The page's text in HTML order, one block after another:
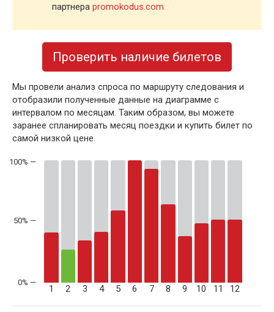
партнера promokodus.com
Проверить наличие билетов
Мы провели анализ спроса по маршруту следования и
отобразили полученные данные на диаграмме с
интервалом по месяцам. Таким образом, вы можете
заранее спланировать месяц поездки и купить билет по
самой низкой цене.
50% —
1 2 3 4 5 6 7 8 9 10 11 12